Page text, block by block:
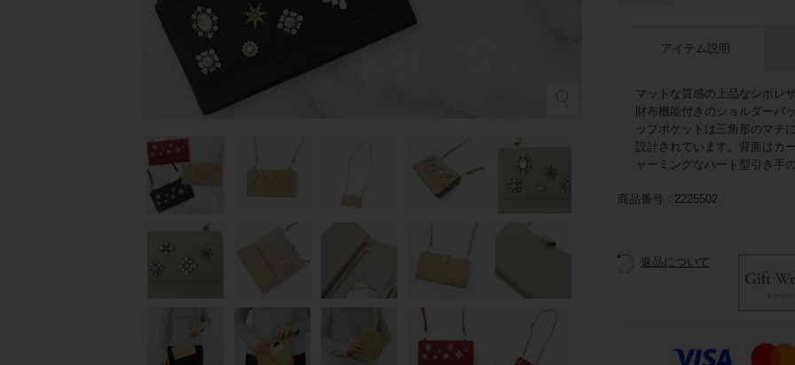
ベ
アイテム説明
マットな質感の上品なシボレ
財布機能付きのショルダーバ
ップポケットは三角形のマチ
設計されています。背面はカ
ャーミングなハート型引き手
商品番号 2225502
返品について